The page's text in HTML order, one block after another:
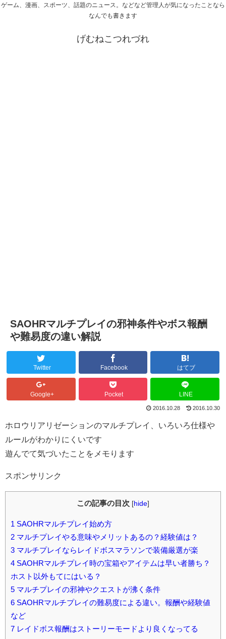
ゲーム、漫画、スポーツ、話題のニュース。などなど管理人が気になったことなら
なんでも書きます
げむねこつれづれ
SAOHRマルチプレイの邪神条件やボス報酬
や難易度の違い解説
Twitter Facebook はてブ
Google+ Pocket LINE
2016.10.28 2016.10.30
ホロウリアリゼーションのマルチプレイ、いろいろ仕様や
ルールがわかりにくいです
遊んでて気づいたことをメモります
スポンサリンク
この記事の目次 [hide]
1 SAOHRマルチプレイ始め方
2 マルチプレイやる意味やメリットあるの？経験値は？
3 マルチプレイならレイドボスマラソンで装備厳選が楽
4 SAOHRマルチプレイ時の宝箱やアイテムは早い者勝ち？
ホスト以外もてにはいる？
5 マルチプレイの邪神やクエストが沸く条件
6 SAOHRマルチプレイの難易度による違い。報酬や経験値
など
7 レイドボス報酬はストーリーモードより良くなってる